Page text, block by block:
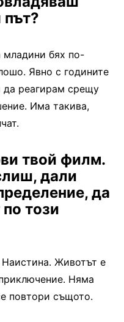
път?
младини бях по-
Явно с годините
да реагирам срещу
Има такива,
твой филм.
дали
да
този
Наистина. Животът е
Няма
повтори същото.